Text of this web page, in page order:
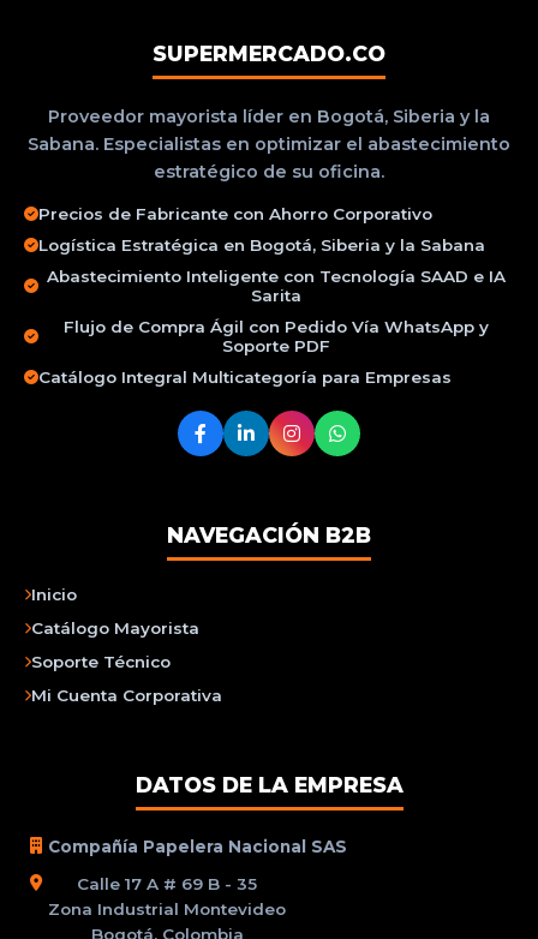
SUPERMERCADO.CO
Proveedor mayorista líder en Bogotá, Siberia y la
Sabana. Especialistas en optimizar el abastecimiento
estratégico de su oficina.
Precios de Fabricante con Ahorro Corporativo
Logística Estratégica en Bogotá, Siberia y la Sabana
Abastecimiento Inteligente con Tecnología SAAD e IA
Sarita
Flujo de Compra Ágil con Pedido Vía WhatsApp y
Soporte PDF
Catálogo Integral Multicategoría para Empresas
NAVEGACIÓN B2B
Inicio
Catálogo Mayorista
Soporte Técnico
Mi Cuenta Corporativa
DATOS DE LA EMPRESA
Compañía Papelera Nacional SAS
Calle 17 A # 69 B - 35
Zona Industrial Montevideo
Bogotá, Colombia